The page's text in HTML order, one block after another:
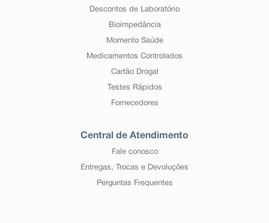
Descontos de Laboratório
Bioimpedância
Momento Saúde
Medicamentos Controlados
Cartão Drogal
Testes Rápidos
Fornecedores
Central de Atendimento
Fale conosco
Entregas, Trocas e Devoluções
Perguntas Frequentes